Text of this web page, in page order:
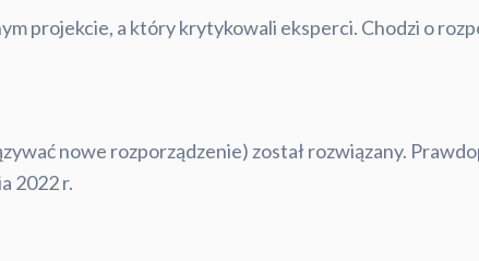
projekcie, a który krytykowali eksperci. Chodzi o
nowe rozporządzenie) został rozwiązany.
2022 r.